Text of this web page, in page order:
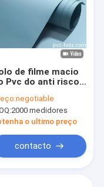
de filme macio
Pvc do anti risco
do Pvc da
de armário
negotiable
2000 medidores
o ultimo preço
contacto